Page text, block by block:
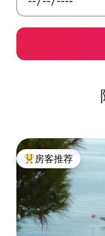
热门「房客推荐」
房客推荐